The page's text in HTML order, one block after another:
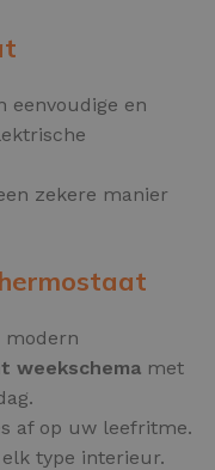
eenvoudige en
zekere manier
modern
weekschema met
af op uw leefritme.
type interieur.